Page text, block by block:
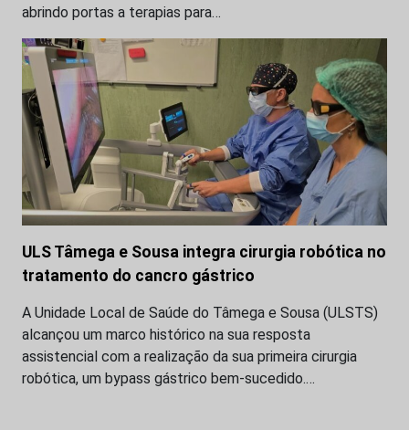
abrindo portas a terapias para…
ULS Tâmega e Sousa integra cirurgia robótica no
tratamento do cancro gástrico
A Unidade Local de Saúde do Tâmega e Sousa (ULSTS)
alcançou um marco histórico na sua resposta
assistencial com a realização da sua primeira cirurgia
robótica, um bypass gástrico bem-sucedido.…